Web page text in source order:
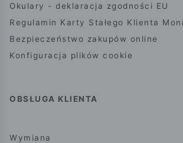
Okulary - deklaracja zgodności EU
Regulamin Karty Stałego Klienta
Bezpieczeństwo zakupów online
Konfiguracja plików cookie
OBSŁUGA KLIENTA
Wymiana